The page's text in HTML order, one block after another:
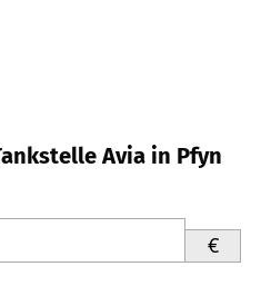
Avia in Pfyn
€